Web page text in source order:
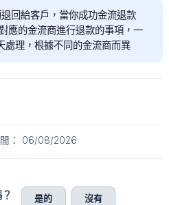
回給客戶，當你成功金流退款
應的金流商進行退款的事項，一
處理，根據不同的金流商而異
間： 06/08/2026
是的 沒有